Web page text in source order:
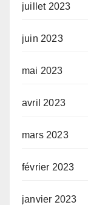
juillet 2023
juin 2023
mai 2023
avril 2023
mars 2023
février 2023
janvier 2023